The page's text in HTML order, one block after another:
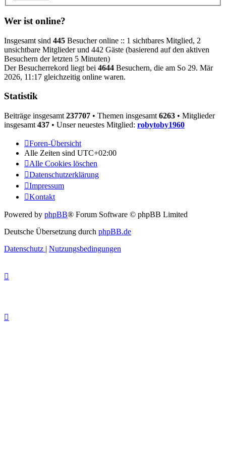
Wer ist online?
Insgesamt sind 445 Besucher online :: 1 sichtbares Mitglied, 2
unsichtbare Mitglieder und 442 Gäste (basierend auf den aktiven
Besuchern der letzten 5 Minuten)
Der Besucherrekord liegt bei 4644 Besuchern, die am So 29. Mär
2026, 11:17 gleichzeitig online waren.
Statistik
Beiträge insgesamt 237707 • Themen insgesamt 6263 • Mitglieder
insgesamt 437 • Unser neuestes Mitglied: robytoby1960
Foren-Übersicht
Alle Zeiten sind UTC+02:00
Alle Cookies löschen
Datenschutzerklärung
Impressum
Kontakt
Powered by phpBB® Forum Software © phpBB Limited
Deutsche Übersetzung durch phpBB.de
Datenschutz | Nutzungsbedingungen